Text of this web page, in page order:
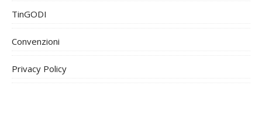
TinGODI
Convenzioni
Privacy Policy